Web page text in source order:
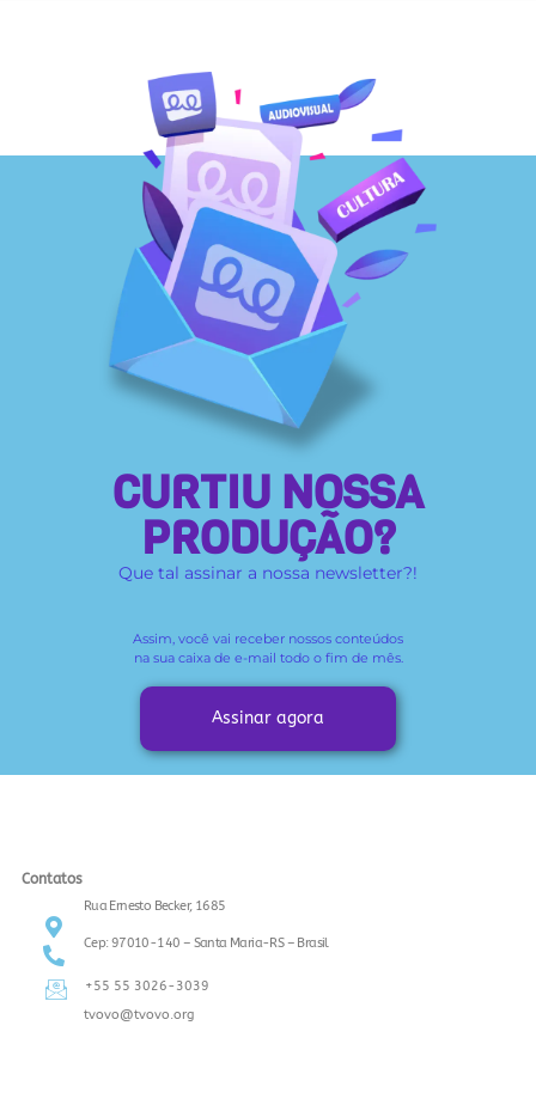
CURTIU NOSSA
PRODUÇÃO?
Que tal assinar a nossa newsletter?!
Assim, você vai receber nossos conteúdos
na sua caixa de e-mail todo o fim de mês.
Assinar agora
Contatos
Rua Ernesto Becker, 1685
Cep: 97010-140 – Santa Maria-RS – Brasil
+55 55 3026-3039
tvovo@tvovo.org